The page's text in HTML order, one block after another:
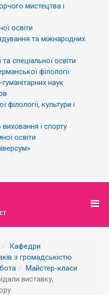
мистецтва і
освіти
та міжнародних
спеціальної освіти
філології
наук
філології, культури і
і спорту
освіти
Кафедри
з громадськістю
Майстер-класи
виставку,